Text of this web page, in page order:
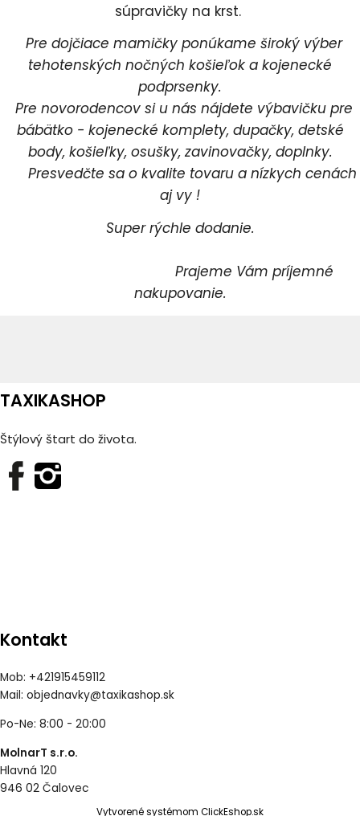
súpravičky na krst.
Pre dojčiace mamičky ponúkame široký výber
tehotenských nočných košieľok a kojenecké
podprsenky.
Pre novorodencov si u nás nájdete výbavičku pre
bábätko - kojenecké komplety, dupačky, detské
body, košieľky, osušky, zavinovačky, doplnky.
Presvedčte sa o kvalite tovaru a nízkych cenách
aj vy !
Super rýchle dodanie.
Prajeme Vám príjemné
nakupovanie.
TAXIKASHOP
Štýlový štart do života.
Kontakt
Mob: +421915459112
Mail: objednavky@taxikashop.sk
Po-Ne: 8:00 - 20:00
MolnarT s.r.o.
Hlavná 120
946 02 Čalovec
Vytvorené systémom ClickEshop.sk